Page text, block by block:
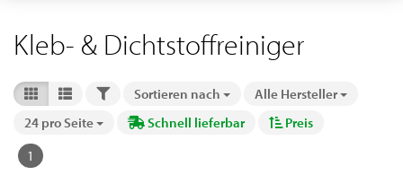
EAN
Kleb- & Dichtstoffreiniger
FILTERSortieren nach
Sortieren nach
Alle Hersteller
24 pro Seite
pro Seite Schnell lieferbar
Preis
1